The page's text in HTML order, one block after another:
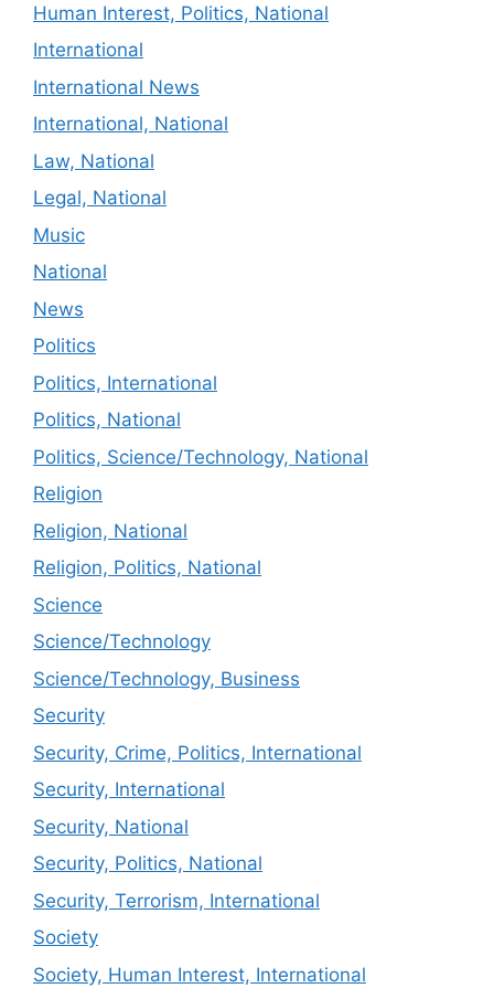
Human Interest, Politics, National
International
International News
International, National
Law, National
Legal, National
Music
National
News
Politics
Politics, International
Politics, National
Politics, Science/Technology, National
Religion
Religion, National
Religion, Politics, National
Science
Science/Technology
Science/Technology, Business
Security
Security, Crime, Politics, International
Security, International
Security, National
Security, Politics, National
Security, Terrorism, International
Society
Society, Human Interest, International